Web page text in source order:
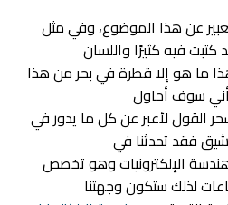
عن هذا الموضوع، وفي مثل
كتبت فيه كثيرًا واللسان
ما هو إلا قطرة في بحر من هذا
سوف أحاول
القول لأعبر عن كل ما يدور في
فقد تحدثنا في
الإلكترونيات وهو تخصص
لذلك ستكون وجهتنا